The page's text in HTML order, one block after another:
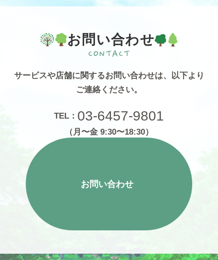
お問い合わせ
サービスや店舗に関するお問い合わせは、
以下より
ご連絡ください。
TEL： 03-6457-9801
（月〜金 9:30〜18:30）
お問い合わせ